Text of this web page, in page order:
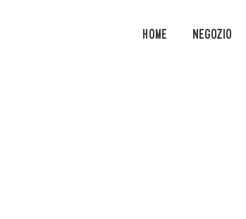
Home Negozio